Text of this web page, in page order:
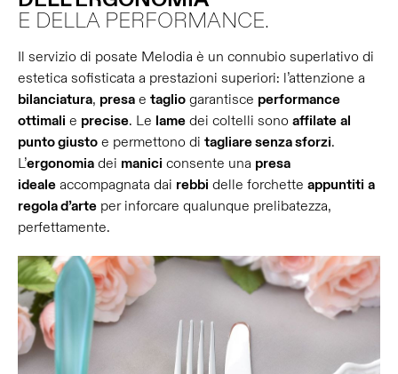
E DELLA PERFORMANCE.
Il servizio di posate Melodia è un connubio superlativo di
estetica sofisticata a prestazioni superiori: l’attenzione a
bilanciatura, presa e taglio garantisce performance
ottimali e precise. Le lame dei coltelli sono affilate al
punto giusto e permettono di tagliare senza sforzi.
L’ergonomia dei manici consente una presa
ideale accompagnata dai rebbi delle forchette appuntiti a
regola d’arte per inforcare qualunque prelibatezza,
perfettamente.